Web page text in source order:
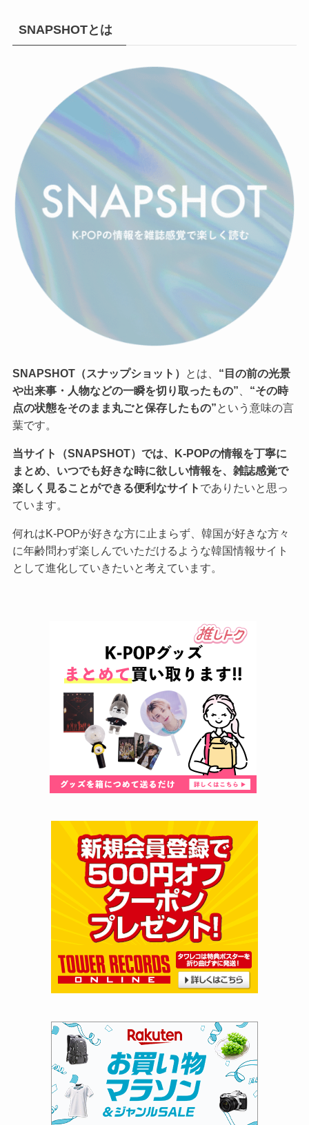
SNAPSHOTとは
SNAPSHOT（スナップショット） とは、 “目の前の光景
や出来事・人物などの一瞬を切り取ったもの”
“その時
点の状態をそのまま丸ごと保存したもの” という意味の言
葉です。
当サイト（SNAPSHOT）では、K-POPの情報を丁寧に
まとめ、いつでも好きな時に欲しい情報を、雑誌感覚で
楽しく見ることができる便利なサイト でありたいと思っ
ています。
何れはK-POPが好きな方に止まらず、韓国が好きな方々
に年齢問わず楽しんでいただけるような韓国情報サイト
として進化していきたいと考えています。